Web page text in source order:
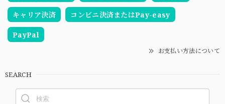
キャリア決済 コンビニ決済またはPay-easy
PayPal
お支払い方法について
SEARCH